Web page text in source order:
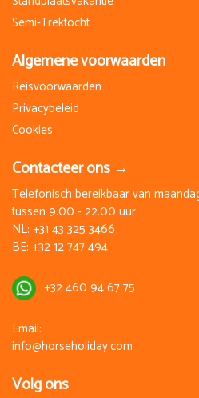
Semi-Trektocht
Algemene voorwaarden
Reisvoorwaarden
Privacybeleid
Cookies
Contacteer ons →
Telefonisch bereikbaar van
tussen 9.00 - 22.00 uur:
NL: +31 43 325 3466
BE: +32 12 747 494
+32 460 94 67 75
Email:
info@horseholiday.com
Volg ons